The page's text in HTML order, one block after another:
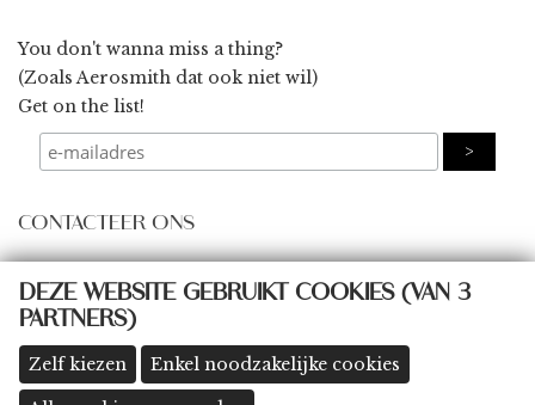
DEZE WEBSITE GEBRUIKT COOKIES (VAN 3
PARTNERS)
Zelf kiezen Enkel noodzakelijke cookies
You don't wanna miss a thing?
(Zoals Aerosmith dat ook niet wil)
Get on the list!
CONTACTEER ONS
some@thingsbydings.com
@thingsbydings
shop: Klein Boom 8A, 2580 Putte(meer details >>)